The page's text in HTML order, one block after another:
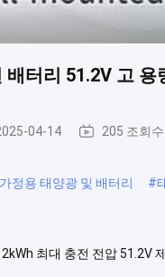
터리 51.2V 고 용
04-14 205 조회수
가정용 태양광 및 배터리 #
최대 충전 전압 51.2V